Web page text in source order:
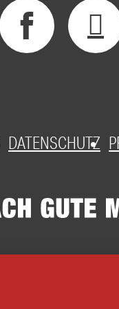
DATENSCHUTZ